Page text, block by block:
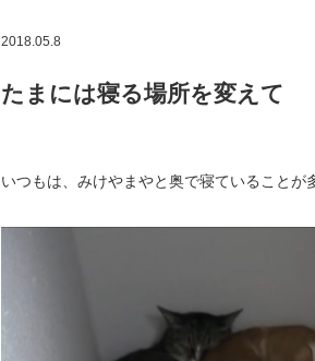
2018.05.8
たまには寝る場所を変えて
いつもは、みけやまやと奥で寝ていることが